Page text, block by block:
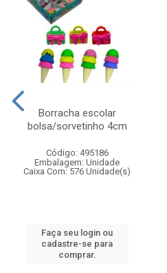
Borracha escolar
bolsa/sorvetinho 4cm
Código: 495186
Embalagem: Unidade
Caixa Com: 576 Unidade(s)
Faça seu login ou
cadastre-se para
comprar.